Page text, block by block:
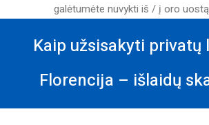
galėtumėte nuvykti iš / į oro
Kaip užsisakyti privatų
Florencija – išlaidų